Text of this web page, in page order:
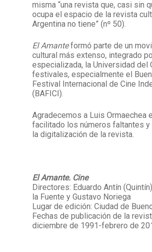
misma “una revista que, casi sin
ocupa el espacio de la revista
Argentina no tiene” (nº 50).
El Amanteformó parte de un
cultural más extenso, integrado
especializada, la Universidad del
festivales, especialmente el
Festival Internacional de Cine
(BAFICI).
Agradecemos a Luis Ormaechea
facilitado los números faltantes y
la digitalización de la revista.
El Amante. Cine
Directores: Eduardo Antín
la Fuente y Gustavo Noriega
Lugar de edición: Ciudad de
Fechas de publicación de la
diciembre de 1991-febrero de